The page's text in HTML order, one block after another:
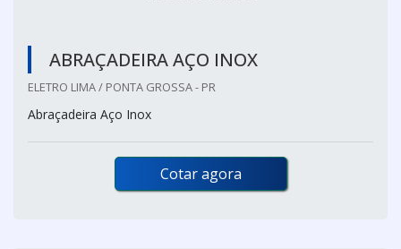
ABRAÇADEIRA AÇO INOX
ELETRO LIMA / PONTA GROSSA - PR
Abraçadeira Aço Inox
Cotar agora